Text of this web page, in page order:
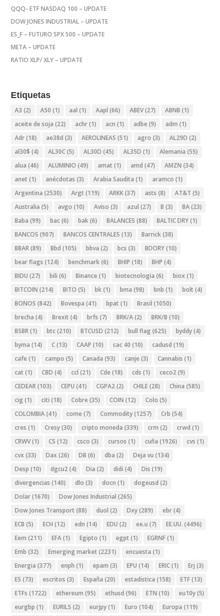
QQQ- ETF NASDAQ 100 – UPDATE
DOW JONES INDUSTRIAL – UPDATE
ES_F – FUTURO SPX 500 – UPDATE
META – UPDATE
RATIO XLP/ XLY – UPDATE
Etiquetas
A3 (2) A50 (1) aal (1) Aapl (66) ABEV(27) ABNB (1)
aceite de soja (22) achr(1) acn (1) adbe (9) adm (1)
Adr(18) ae38d (3) AEROLINEAS (51) agro (3) AL29D (2)
al30$ (4) AL30C(5) AL30D (45) AL35D (1) Alemania (55)
alua (46) ALUMINIO (49) amat (1) amd (47) AMZN (34)
anet (1) anécdotas (3) Arabia Saudita (1) aramco (1)
Argentina (2530) Argt (119) ARKK(37) asts (8) AT&T (5)
Australia (5) avgo (10) Aviso (3) azul (27) B (3) BA(23)
Baba (99) bac(6) bak(6) BALANCES (88) BALTIC DRY(1)
BANCOS (907) BANCOS CENTRALES (13) Barrick(38)
BBAR(89) Bbd (105) bbva (2) bcs (3) BDORY(10)
bear flags (124) benchmark(6) BHIP (18) BHP (4)
BIDU (27) bili (6) Binance (1) biotecnologia (6) biox (1)
BITCOIN (214) BITO (5) bk(1) bma (98) bnb (1) bolt (4)
BONOS (842) Bovespa (41) bpat (1) Brasil (1050)
brecha (4) Brexit (4) brfs (7) BRK/A(2) BRK/B (10)
BSBR(1) btc(210) BTCUSD (212) bull flag (625) byddy(4)
byma (14) C(13) CAAP (10) cac 40 (10) cadusd (19)
cafe (1) campo (5) Canada (93) canje (3) Cannabis (1)
cat (1) CBD (4) ccl (21) Cde (18) cds (1) ceco2(9)
CEDEAR(103) CEPU (41) CGPA2(2) CHILE(28) China (585)
cig (1) citi (18) Cobre (35) COIN (12) Colo (5)
COLOMBIA(41) come (7) Commodity(1257) Crb (54)
cres (1) Cresy(30) cripto moneda (339) crm (2) crwd (1)
CRWV(1) CS (12) csco (3) cursos (1) cuña (1926) cvs (1)
cvx (33) Dax (26) DB (6) dba (2) Deja vu (134)
Desp (10) dgcu2(4) Dia (2) didi (4) Dis (19)
divergencias (140) dlo (3) docn (1) dogeusd (2)
Dolar(1670) Dow Jones Industrial (265)
Dow Jones Transport (88) duol (2) Dxy(289) ebr(4)
ECB (5) ECH (12) edn (14) EDU (2) ee.u (7) EE.UU. (4496)
Eem (211) EFA(1) Egipto (1) egpt (1) EGRNF(1)
Emb (32) Emerging market (2231) encuesta (1)
Energia (377) enph (1) epam (3) EPU (14) ERIC(1) Erj (3)
ES (73) escritos (3) España (20) estadistica (158) ETF(13)
ETFs (1722) ethereum (95) ethusd (96) ETN (10) eu10y(5)
eurgbp (1) EURILS (2) eurjpy(1) Euro (104) Europa (119)